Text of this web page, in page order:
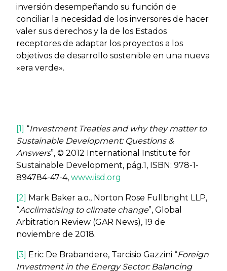
inversión desempeñando su función de
conciliar la necesidad de los inversores de hacer
valer sus derechos y la de los Estados
receptores de adaptar los proyectos a los
objetivos de desarrollo sostenible en una nueva
«era verde».
[1] “Investment Treaties and why they matter to
Sustainable Development: Questions &
Answers”, © 2012 International Institute for
Sustainable Development, pág.1, ISBN: 978-1-
894784-47-4, www.iisd.org
[2] Mark Baker a.o., Norton Rose Fullbright LLP,
“Acclimatising to climate change”, Global
Arbitration Review (GAR News), 19 de
noviembre de 2018.
[3] Eric De Brabandere, ‎Tarcisio Gazzini “Foreign
Investment in the Energy Sector: Balancing